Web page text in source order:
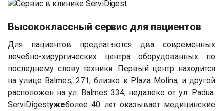
Высококлассный сервис для пациентов
Для пациентов предлагаются два современных
лечебно-хирургических центра оборудованных по
последнему слову техники. Первый центр находится
на улице Balmes, 271, близко к Plaza Molina, и другой
расположен на ул. Balmes 334, недалеко от ул. Padua.
ServiDigestужеболее 40 лет оказывает медицинские